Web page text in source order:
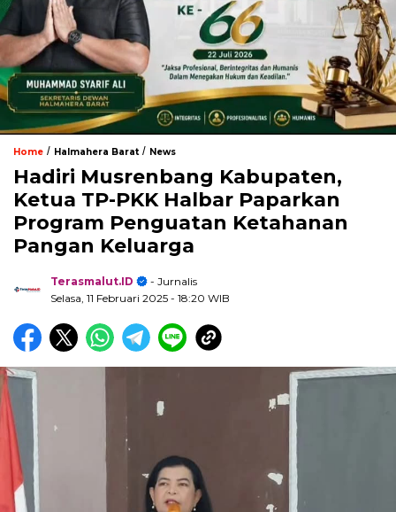
Home / Halmahera Barat/ News
Hadiri Musrenbang Kabupaten,
Ketua TP-PKK Halbar Paparkan
Program Penguatan Ketahanan
Pangan Keluarga
Terasmalut.ID
- Jurnalis
Selasa, 11 Februari 2025 - 18:20 WIB